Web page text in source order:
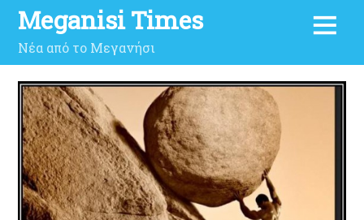
Meganisi Times
Νέα από το Μεγανήσι